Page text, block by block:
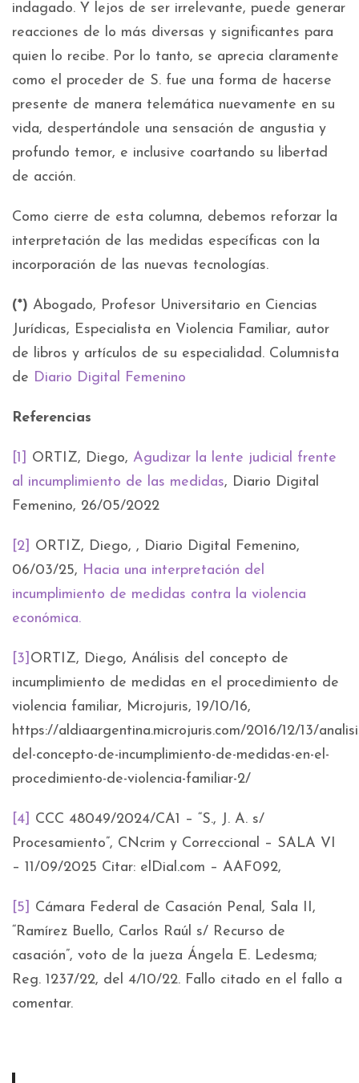
indagado. Y lejos de ser irrelevante, puede generar
reacciones de lo más diversas y significantes para
quien lo recibe. Por lo tanto, se aprecia claramente
como el proceder de S. fue una forma de hacerse
presente de manera telemática nuevamente en su
vida, despertándole una sensación de angustia y
profundo temor, e inclusive coartando su libertad
de acción.
Como cierre de esta columna, debemos reforzar la
interpretación de las medidas específicas con la
incorporación de las nuevas tecnologías.
(*) Abogado, Profesor Universitario en Ciencias
Jurídicas, Especialista en Violencia Familiar, autor
de libros y artículos de su especialidad. Columnista
de Diario Digital Femenino
Referencias
[1] ORTIZ, Diego, Agudizar la lente judicial frente
al incumplimiento de las medidas, Diario Digital
Femenino, 26/05/2022
[2]
ORTIZ, Diego, , Diario Digital Femenino,
06/03/25, Hacia una interpretación del
incumplimiento de medidas contra la violencia
económica.
[3] ORTIZ, Diego, Análisis del concepto de
incumplimiento de medidas en el procedimiento de
violencia familiar, Microjuris, 19/10/16,
https://aldiaargentina.microjuris.com/2016/12/13/
del-concepto-de-incumplimiento-de-medidas-en-el-
procedimiento-de-violencia-familiar-2/
[4]
CCC 48049/2024/CA1 – “S., J. A. s/
Procesamiento”, CNcrim y Correccional – SALA VI
– 11/09/2025 Citar: elDial.com – AAF092,
[5]
Cámara Federal de Casación Penal, Sala II,
“Ramírez Buello, Carlos Raúl s/ Recurso de
casación”, voto de la jueza Ángela E. Ledesma;
Reg. 1237/22, del 4/10/22. Fallo citado en el fallo a
comentar.